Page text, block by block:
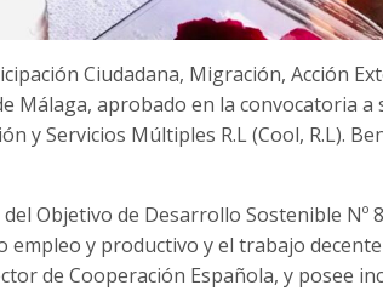
Ciudadana, Migración, Acción
aprobado en la convocatoria a
y Servicios Múltiples R.L (Cool, R.L).
Objetivo de Desarrollo Sostenible Nº
y productivo y el trabajo
de Cooperación Española, y posee